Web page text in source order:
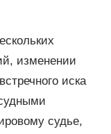
изменении
иска
судье,